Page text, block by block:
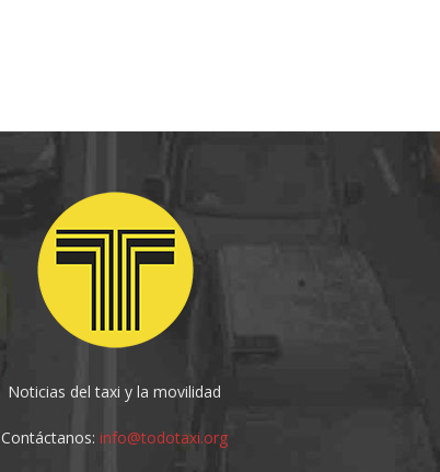
Noticias del taxi y la movilidad
Contáctanos:info@todotaxi.org